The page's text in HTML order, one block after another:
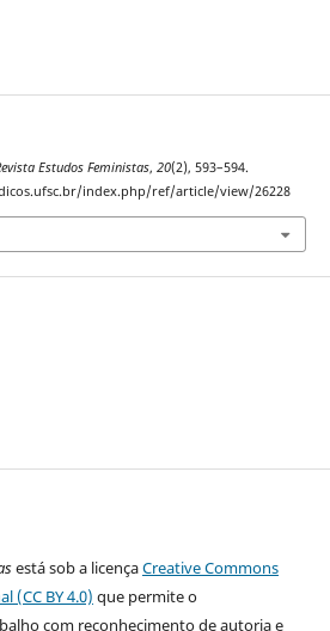
Estudos Feministas, 20(2), 593–594.
index.php/ref/article/view/26228
está sob a licençaCreative Commons
(CC BY 4.0) que permite o
com reconhecimento de autoria e